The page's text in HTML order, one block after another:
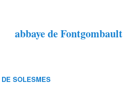
abbaye de Fontgombault
SOLESMES